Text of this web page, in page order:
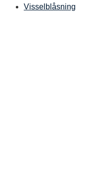
Visselblåsning